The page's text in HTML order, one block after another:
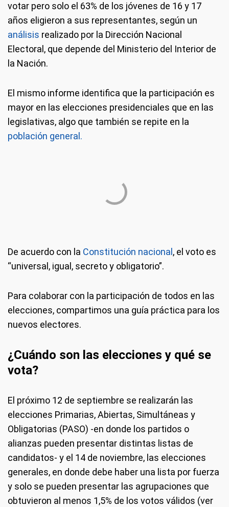
votar pero solo el 63% de los jóvenes de 16 y 17
años eligieron a sus representantes, según un
análisis realizado por la Dirección Nacional
Electoral, que depende del Ministerio del Interior de
la Nación.
El mismo informe identifica que la participación es
mayor en las elecciones presidenciales que en las
legislativas, algo que también se repite en la
población general.
De acuerdo con la Constitución nacional , el voto es
“universal, igual, secreto y obligatorio”.
Para colaborar con la participación de todos en las
elecciones, compartimos una guía práctica para los
nuevos electores.
¿Cuándo son las elecciones y qué se
vota?
El próximo 12 de septiembre se realizarán las
elecciones Primarias, Abiertas, Simultáneas y
Obligatorias (PASO) -en donde los partidos o
alianzas pueden presentar distintas listas de
candidatos- y el 14 de noviembre, las elecciones
generales, en donde debe haber una lista por fuerza
y solo se pueden presentar las agrupaciones que
obtuvieron al menos 1,5% de los votos válidos (ver